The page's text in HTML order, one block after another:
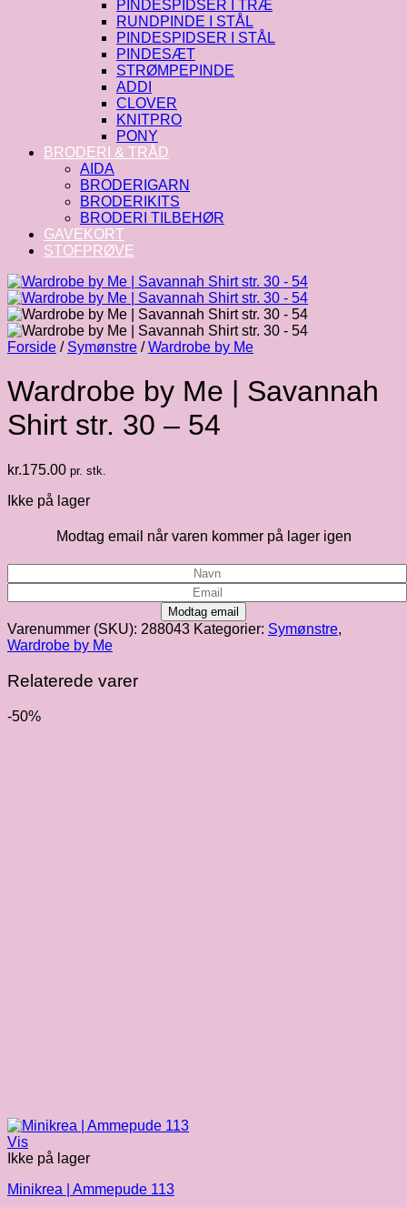
PINDESPIDSER I TRÆ
RUNDPINDE I STÅL
PINDESPIDSER I STÅL
PINDESÆT
STRØMPEPINDE
ADDI
CLOVER
KNITPRO
PONY
BRODERI & TRÅD
AIDA
BRODERIGARN
BRODERIKITS
BRODERI TILBEHØR
GAVEKORT
STOFPRØVE
Forside / Symønstre / Wardrobe by Me
Wardrobe by Me | Savannah
Shirt str. 30 – 54
kr.175.00 pr. stk.
Ikke på lager
Modtag email når varen kommer på lager igen
Modtag email
Varenummer (SKU): 288043 Kategorier: Symønstre,
Wardrobe by Me
Relaterede varer
-50%
Vis
Ikke på lager
Minikrea | Ammepude 113